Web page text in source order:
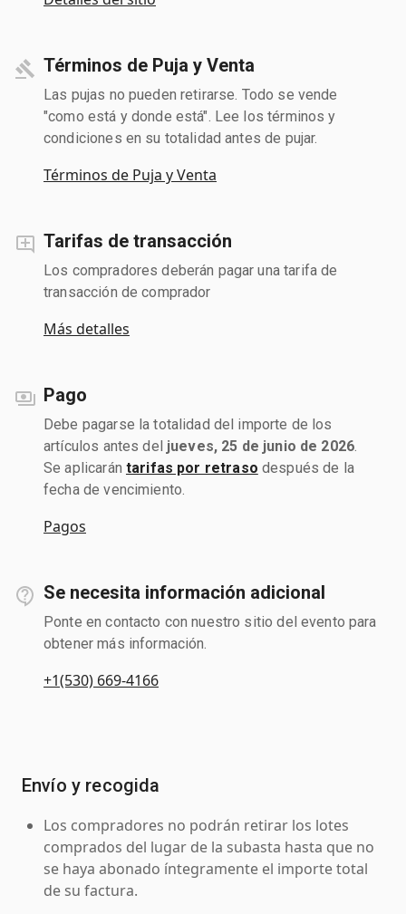
Términos de Puja y Venta
Las pujas no pueden retirarse. Todo se vende
"como está y donde está". Lee los términos y
condiciones en su totalidad antes de pujar.
Términos de Puja y Venta
Tarifas de transacción
Los compradores deberán pagar una tarifa de
transacción de comprador
Más detalles
Pago
Debe pagarse la totalidad del importe de los
artículos antes del jueves, 25 de junio de 2026
Se aplicarán tarifas por retraso después de la
fecha de vencimiento.
Pagos
Se necesita información adicional
Ponte en contacto con nuestro sitio del evento para
obtener más información.
+1(530) 669-4166
Envío y recogida
Los compradores no podrán retirar los lotes
comprados del lugar de la subasta hasta que no
se haya abonado íntegramente el importe total
de su factura.